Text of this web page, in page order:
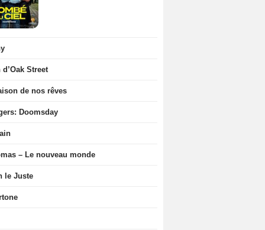
d’Oak Street
de nos rêves
Doomsday
– Le nouveau monde
le Juste